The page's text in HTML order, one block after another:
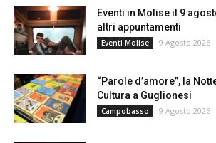
Eventi in Molise il 9
altri appuntamenti
Eventi Molise 9 Agosto 2026
“Parole d’amore”, la
Cultura a Guglionesi
Campobasso 9 Agosto 2026